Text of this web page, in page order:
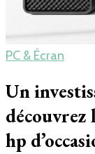
PC & Écran
Un
découvrez
hp